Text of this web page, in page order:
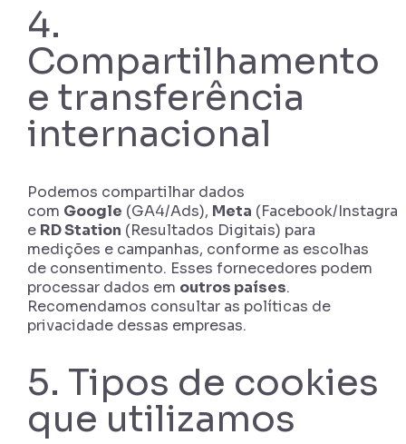
4.
Compartilhamento
e transferência
internacional
Podemos compartilhar dados
com Google (GA4/Ads), Meta (Facebook/
e RD Station (Resultados Digitais) para
medições e campanhas, conforme as escolhas
de consentimento. Esses fornecedores podem
processar dados em outros países.
Recomendamos consultar as políticas de
privacidade dessas empresas.
5. Tipos de cookies
que utilizamos